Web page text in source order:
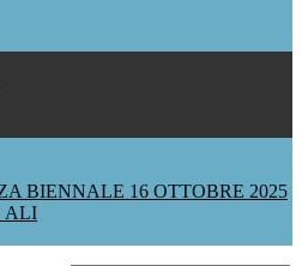
BIENNALE 16 OTTOBRE 2025
ALI